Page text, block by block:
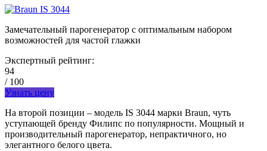
Замечательный парогенератор с оптимальным набором
возможностей для частой глажки
Экспертный рейтинг:
94
/ 100
Узнать цену
На второй позиции – модель IS 3044 марки Braun, чуть
уступающей бренду Филипс по популярности. Мощный и
производительный парогенератор, непрактичного, но
элегантного белого цвета.